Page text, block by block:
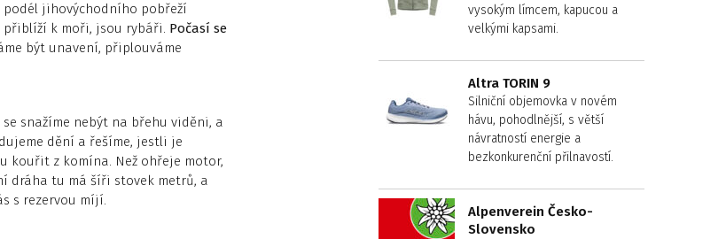
podél jihovýchodního pobřeží
přiblíží k moři, jsou rybáři. Počasí se
být unavení, připlouváme
snažíme nebýt na břehu viděni, a
dění a řešíme, jestli je
kouřit z komína. Než ohřeje motor,
dráha tu má šíři stovek metrů, a
s rezervou míjí.
vysokým límcem, kapucou a
velkými kapsami.
Altra TORIN 9
Silniční objemovka v novém
hávu, pohodlnější, s větší
návratností energie a
bezkonkurenční přilnavostí.
Alpenverein Česko-
Slovensko